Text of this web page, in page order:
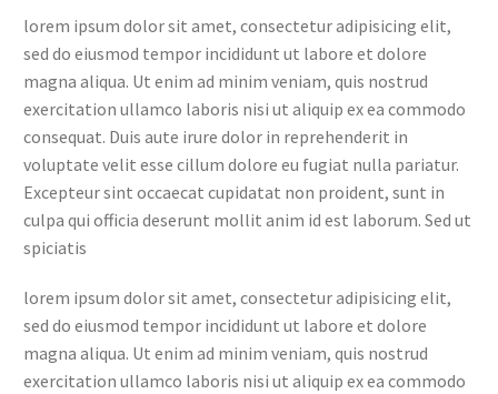
lorem ipsum dolor sit amet, consectetur adipisicing elit,
sed do eiusmod tempor incididunt ut labore et dolore
magna aliqua. Ut enim ad minim veniam, quis nostrud
exercitation ullamco laboris nisi ut aliquip ex ea commodo
consequat. Duis aute irure dolor in reprehenderit in
voluptate velit esse cillum dolore eu fugiat nulla pariatur.
Excepteur sint occaecat cupidatat non proident, sunt in
culpa qui officia deserunt mollit anim id est laborum. Sed ut
spiciatis
lorem ipsum dolor sit amet, consectetur adipisicing elit,
sed do eiusmod tempor incididunt ut labore et dolore
magna aliqua. Ut enim ad minim veniam, quis nostrud
exercitation ullamco laboris nisi ut aliquip ex ea commodo